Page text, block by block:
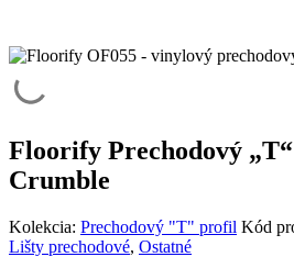
Floorify Prechodový
Crumble
Kolekcia: Prechodový "T" profil Kód
Lišty prechodové, Ostatné